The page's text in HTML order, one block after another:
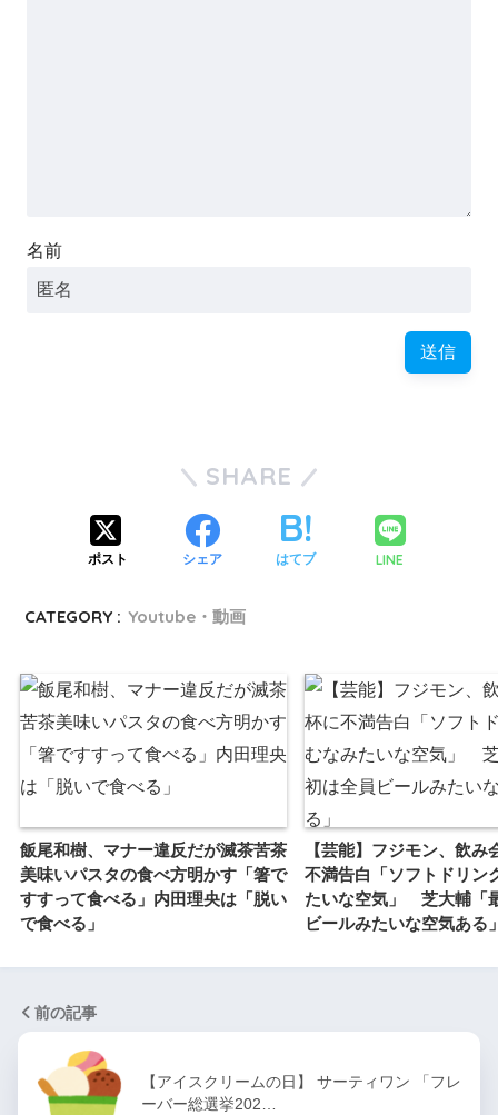
名前
SHARE
ポスト シェア はてブ LINE
CATEGORY : Youtube・動画
飯尾和樹、マナー違反だが滅茶苦茶
美味いパスタの食べ方明かす「箸で
すすって食べる」内田理央は「脱い
で食べる」
【芸能】フジモン、飲み
不満告白「ソフトドリン
たいな空気」 芝大輔「
ビールみたいな空気ある
前の記事
【アイスクリームの日】 サーティワン 「フレ
ーバー総選挙202…